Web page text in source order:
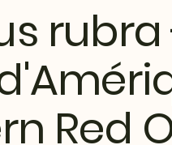
Red